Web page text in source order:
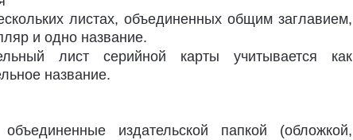
листах, объединенных общим заглавием,
и одно название.
лист серийной карты учитывается как
название.
издательской папкой (обложкой,